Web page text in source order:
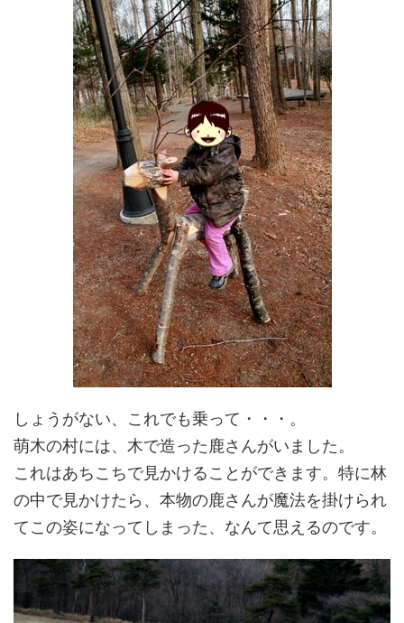
しょうがない、これでも乗って・・・。
萌木の村には、木で造った鹿さんがいました。
これはあちこちで見かけることができます。特に林
の中で見かけたら、本物の鹿さんが魔法を掛けられ
てこの姿になってしまった、なんて思えるのです。